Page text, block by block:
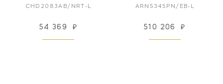
CHD2083AB/NRT-L
54 369 ₽
ARN5345PN/EB-L
510 206 ₽